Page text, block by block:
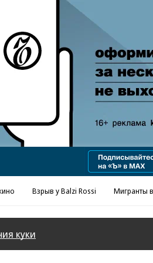
www.kommersant.ru/ad
Взрыв у Balzi Rossi Мигранты
куки